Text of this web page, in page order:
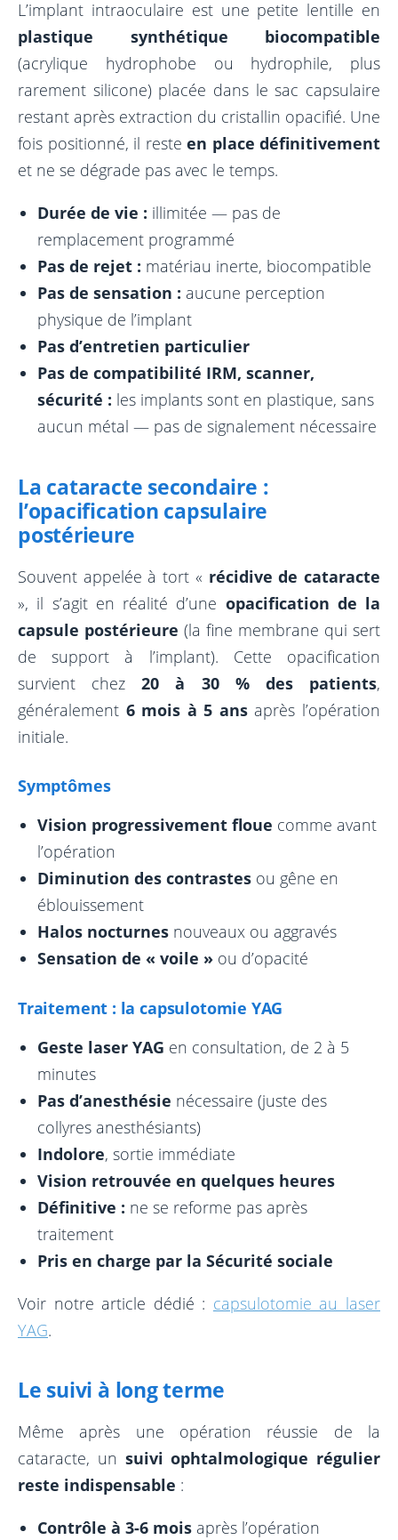
L’implant intraoculaire est une petite lentille en
plastique synthétique biocompatible
(acrylique hydrophobe ou hydrophile, plus
rarement silicone) placée dans le sac capsulaire
restant après extraction du cristallin opacifié. Une
fois positionné, il reste en place définitivement
et ne se dégrade pas avec le temps.
Durée de vie : illimitée — pas de
remplacement programmé
Pas de rejet : matériau inerte, biocompatible
Pas de sensation : aucune perception
physique de l’implant
Pas d’entretien particulier
Pas de compatibilité IRM, scanner,
sécurité : les implants sont en plastique, sans
aucun métal — pas de signalement nécessaire
La cataracte secondaire :
l’opacification capsulaire
postérieure
Souvent appelée à tort « récidive de cataracte
», il s’agit en réalité d’une opacification de la
capsule postérieure (la fine membrane qui sert
de support à l’implant). Cette opacification
survient chez20 à 30 % des patients,
généralement 6 mois à 5 ansaprès l’opération
initiale.
Symptômes
Vision progressivement floue comme avant
l’opération
Diminution des contrastes ou gêne en
éblouissement
Halos nocturnes nouveaux ou aggravés
Sensation de « voile » ou d’opacité
Traitement : la capsulotomie YAG
Geste laser YAG en consultation, de 2 à 5
minutes
Pas d’anesthésie nécessaire (juste des
collyres anesthésiants)
Indolore, sortie immédiate
Vision retrouvée en quelques heures
Définitive : ne se reforme pas après
traitement
Pris en charge par la Sécurité sociale
Voir notre article dédié : capsulotomie au laser
YAG.
Le suivi à long terme
Même après une opération réussie de la
cataracte, un suivi ophtalmologique régulier
reste indispensable :
Contrôle à 3-6 mois après l’opération